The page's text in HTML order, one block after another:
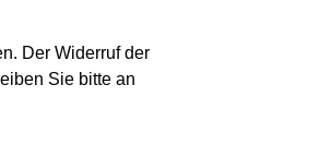
Der Widerruf der
Sie bitte an